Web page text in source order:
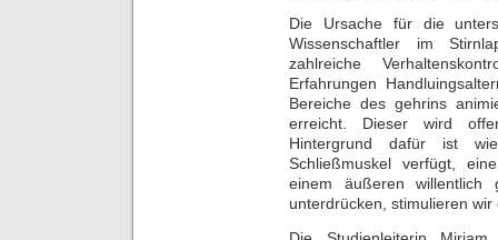
Die Ursache für die
Wissenschaftler im
zahlreiche
Erfahrungen
Bereiche des gehrins
erreicht. Dieser wird
Hintergrund dafür ist
Schließmuskel verfügt,
einem äußeren willentlich
unterdrücken, stimulieren